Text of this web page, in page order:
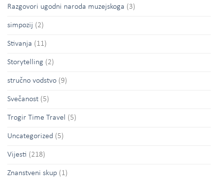
Razgovori ugodni naroda muzejskoga (3)
simpozij (2)
Stivanja (11)
Storytelling (2)
stručno vodstvo (9)
Svečanost (5)
Trogir Time Travel (5)
Uncategorized (5)
Vijesti (218)
Znanstveni skup (1)